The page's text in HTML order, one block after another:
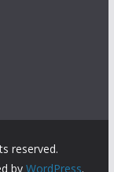
reserved.
by WordPress.